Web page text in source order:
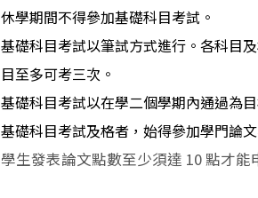
休學期間不得參加基礎科目考試。
基礎科目考試以筆試方式進行。各科目
目至多可考三次。
基礎科目考試以在學二個學期內通過為
基礎科目考試及格者，始得參加學門論文
學生發表論文點數至少須達 10 點才能